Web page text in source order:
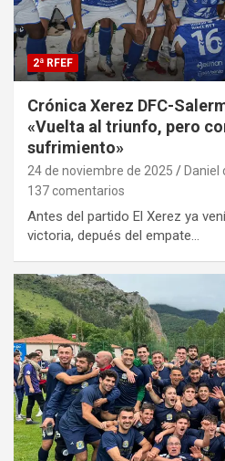
2ª RFEF
Crónica Xerez DFC-
«Vuelta al triunfo, pero
sufrimiento»
24 de noviembre de 2025
Daniel
137 comentarios
Antes del partido El Xerez ya
victoria, depués del empate…